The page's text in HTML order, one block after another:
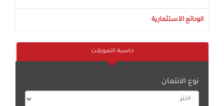
الودائع الآستثمارية
حاسبة التمويلات
نوع الائتمان